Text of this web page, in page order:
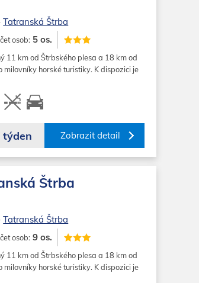
Tatranská Štrba
osob: 5 os.
11 km od Štrbského plesa a 18 km od
horské turistiky. K dispozici je
týden Zobrazit detail
Štrba
Tatranská Štrba
osob: 9 os.
11 km od Štrbského plesa a 18 km od
horské turistiky. K dispozici je